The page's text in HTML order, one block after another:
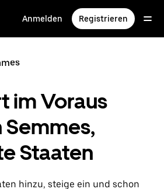
Anmelden Registrieren
im Voraus
Semmes,
Staaten
hinzu, steige ein und schon